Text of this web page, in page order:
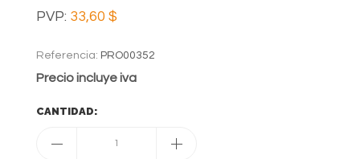
PVP: 33,60 $
Referencia: PRO00352
Precio incluye iva
CANTIDAD:
1